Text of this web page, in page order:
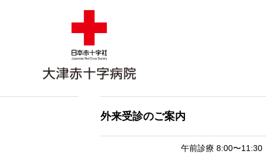
外来受診のご案内
午前診療8:00〜11:30